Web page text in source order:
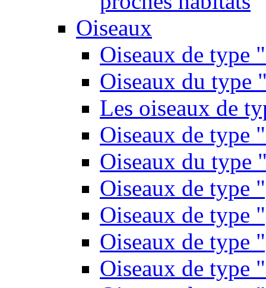
Oiseaux
Oiseaux de type
Oiseaux du type
Les oiseaux de
Oiseaux de type
Oiseaux du type
Oiseaux de type
Oiseaux de type
Oiseaux de type
Oiseaux de type